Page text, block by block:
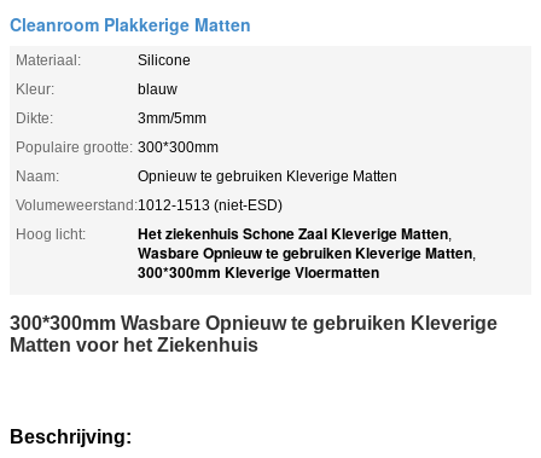
Cleanroom Plakkerige Matten
Materiaal:
Silicone
Kleur:
blauw
Dikte:
3mm/5mm
Populaire grootte: 300*300mm
Naam:
Opnieuw te gebruiken Kleverige Matten
Volumeweerstand:1012-1513 (niet-ESD)
Hoog licht:
Het ziekenhuis Schone Zaal Kleverige Matten,
Wasbare Opnieuw te gebruiken Kleverige Matten,
300*300mm Kleverige Vloermatten
300*300mm Wasbare Opnieuw te gebruiken Kleverige
Matten voor het Ziekenhuis
Beschrijving: